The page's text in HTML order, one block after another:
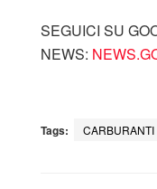
SEGUICI SU
NEWS:
Tags: CARBURANTI